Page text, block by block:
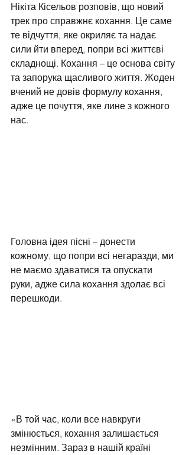
Нікіта Кісельов розповів, що новий
трек про справжнє кохання. Це саме
те відчуття, яке окриляє та надає
сили йти вперед, попри всі життєві
складнощі. Кохання – це основа світу
та запорука щасливого життя. Жоден
вчений не довів формулу кохання,
адже це почуття, яке лине з кожного
нас.
Головна ідея пісні – донести
кожному, що попри всі негаразди, ми
не маємо здаватися та опускати
руки, адже сила кохання здолає всі
перешкоди.
«В той час, коли все навкруги
змінюється, кохання залишається
незмінним. Зараз в нашій країні